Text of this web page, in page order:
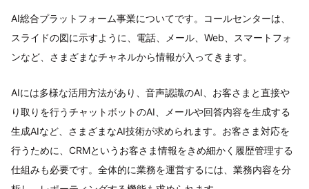
AI総合プラットフォーム事業についてです。コールセンターは、
スライドの図に示すように、電話、メール、Web、スマートフォ
ンなど、さまざまなチャネルから情報が入ってきます。
AIには多様な活用方法があり、音声認識のAI、お客さまと直接や
り取りを行うチャットボットのAI、メールや回答内容を生成する
生成AIなど、さまざまなAI技術が求められます。お客さま対応を
行うために、CRMというお客さま情報をきめ細かく履歴管理する
仕組みも必要です。全体的に業務を運営するには、業務内容を分